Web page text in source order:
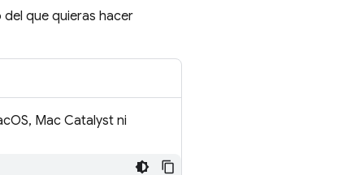
que quieras hacer
Mac Catalyst ni